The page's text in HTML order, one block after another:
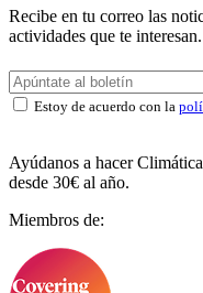
Recibe en tu correo las
actividades que te interesan.
Estoy de acuerdo con la
Ayúdanos a hacer
desde 30€ al año.
Miembros de: